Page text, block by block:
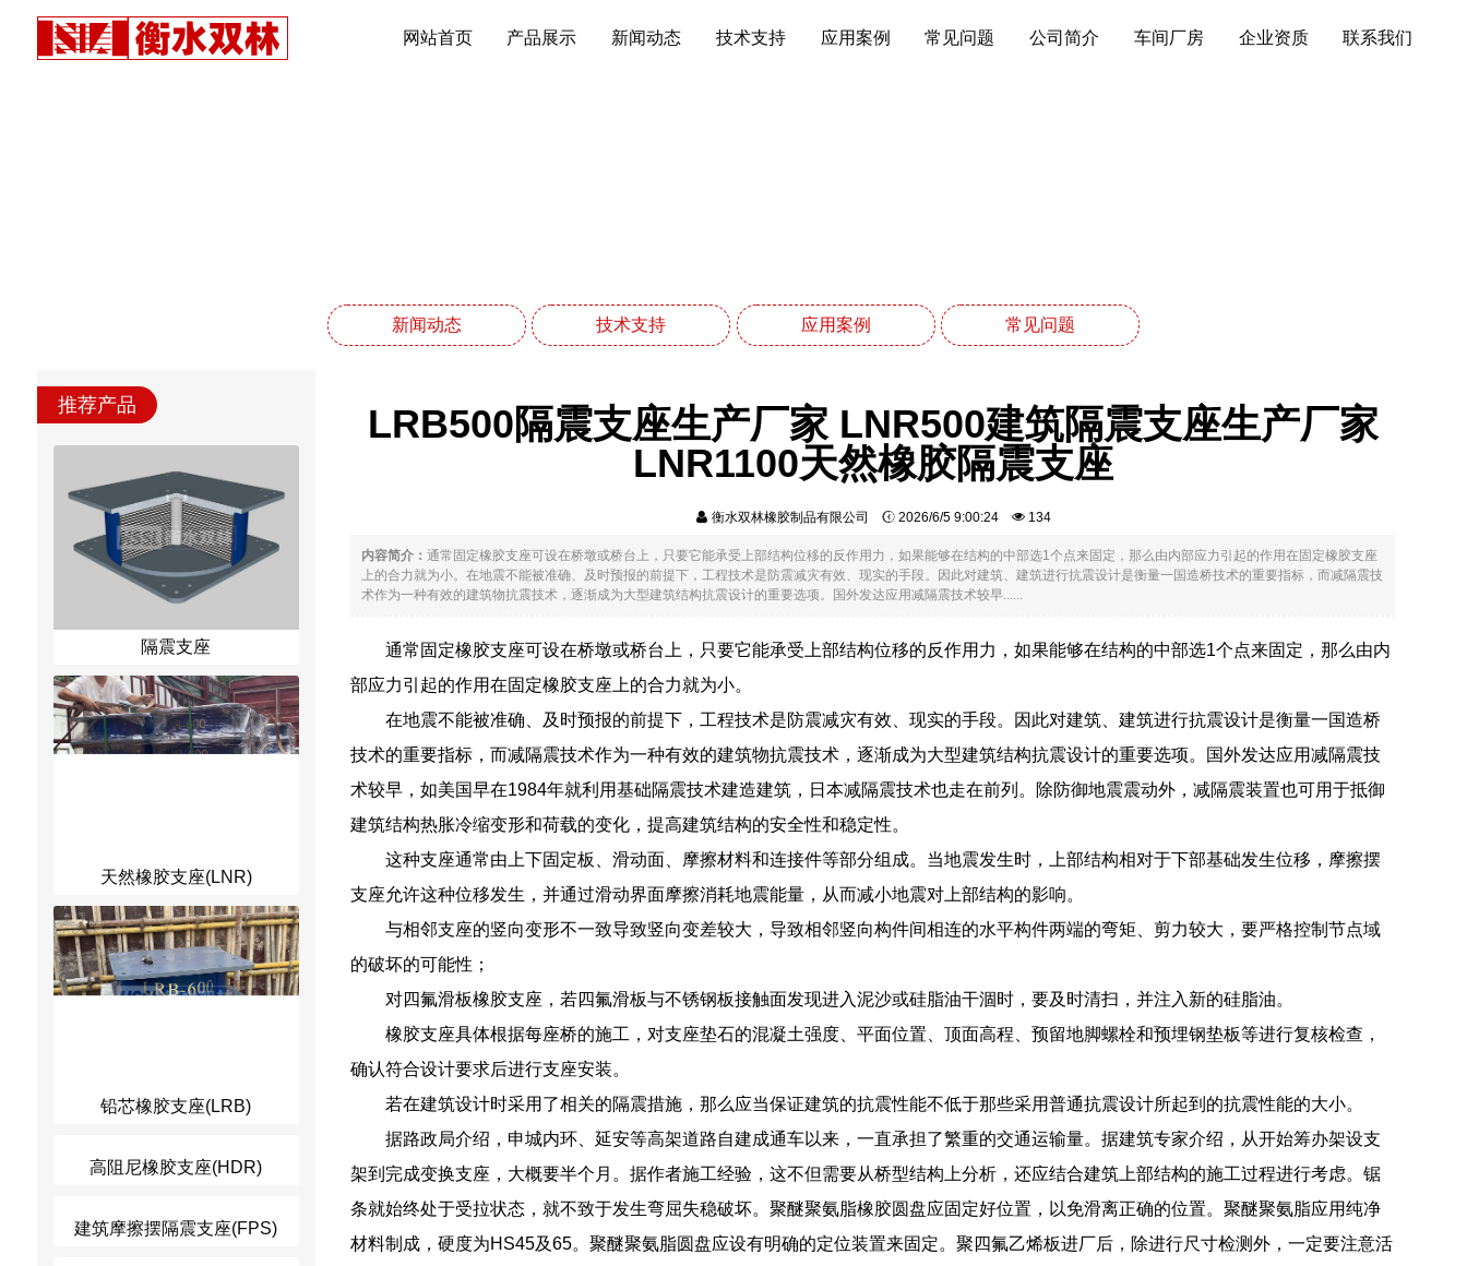
网站首页 产品展示 新闻动态 技术支持 应用案例 常见问题 公司简介 车间厂房 企业资质 联系我们
新闻动态 技术支持 应用案例 常见问题
推荐产品
隔震支座
天然橡胶支座(LNR)
铅芯橡胶支座(LRB)
高阻尼橡胶支座(HDR)
建筑摩擦摆隔震支座(FPS)
LRB500隔震支座生产厂家 LNR500建筑隔震支座生产厂家
LNR1100天然橡胶隔震支座
衡水双林橡胶制品有限公司 2026/6/5 9:00:24 134
内容简介： 通常固定橡胶支座可设在桥墩或桥台上，只要它能承受上部结构位移的反作用力，如果能够在结构的中部选1个点来固定，那么由内部应力引起的作用在固定橡胶支座
上的合力就为小。在地震不能被准确、及时预报的前提下，工程技术是防震减灾有效、现实的手段。因此对建筑、建筑进行抗震设计是衡量一国造桥技术的重要指标，而减隔震技
术作为一种有效的建筑物抗震技术，逐渐成为大型建筑结构抗震设计的重要选项。国外发达应用减隔震技术较早......
通常固定橡胶支座可设在桥墩或桥台上，只要它能承受上部结构位移的反作用力，如果能够在结构的中部选1个点来固定，那么由内
部应力引起的作用在固定橡胶支座上的合力就为小。
在地震不能被准确、及时预报的前提下，工程技术是防震减灾有效、现实的手段。因此对建筑、建筑进行抗震设计是衡量一国造桥
技术的重要指标，而减隔震技术作为一种有效的建筑物抗震技术，逐渐成为大型建筑结构抗震设计的重要选项。国外发达应用减隔震技
术较早，如美国早在1984年就利用基础隔震技术建造建筑，日本减隔震技术也走在前列。除防御地震震动外，减隔震装置也可用于抵御
建筑结构热胀冷缩变形和荷载的变化，提高建筑结构的安全性和稳定性。
这种支座通常由上下固定板、滑动面、摩擦材料和连接件等部分组成。当地震发生时，上部结构相对于下部基础发生位移，摩擦摆
支座允许这种位移发生，并通过滑动界面摩擦消耗地震能量，从而减小地震对上部结构的影响。
与相邻支座的竖向变形不一致导致竖向变差较大，导致相邻竖向构件间相连的水平构件两端的弯矩、剪力较大，要严格控制节点域
的破坏的可能性；
对四氟滑板橡胶支座，若四氟滑板与不锈钢板接触面发现进入泥沙或硅脂油干涸时，要及时清扫，并注入新的硅脂油。
橡胶支座具体根据每座桥的施工，对支座垫石的混凝土强度、平面位置、顶面高程、预留地脚螺栓和预埋钢垫板等进行复核检查，
确认符合设计要求后进行支座安装。
若在建筑设计时采用了相关的隔震措施，那么应当保证建筑的抗震性能不低于那些采用普通抗震设计所起到的抗震性能的大小。
据路政局介绍，申城内环、延安等高架道路自建成通车以来，一直承担了繁重的交通运输量。据建筑专家介绍，从开始筹办架设支
架到完成变换支座，大概要半个月。据作者施工经验，这不但需要从桥型结构上分析，还应结合建筑上部结构的施工过程进行考虑。锯
条就始终处于受拉状态，就不致于发生弯屈失稳破坏。聚醚聚氨脂橡胶圆盘应固定好位置，以免滑离正确的位置。聚醚聚氨脂应用纯净
材料制成，硬度为HS45及65。聚醚聚氨脂圆盘应设有明确的定位装置来固定。聚四氟乙烯板进厂后，除进行尺寸检测外，一定要注意活